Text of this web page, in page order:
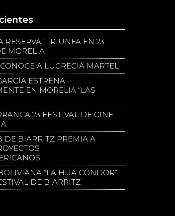
RESERVA” TRIUNFA EN 23
MORELIA
A LUCRECIA MARTEL
ESTRENA
EN MORELIA “LAS
23 FESTIVAL DE CINE
DE BIARRITZ PREMIA A
“LA HIJA CÓNDOR”
DE BIARRITZ